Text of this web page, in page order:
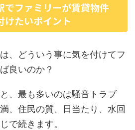
でファミリーが賃貸物件
けたいポイント
、どういう事に気を付けてフ
良いのか？
、最も多いのは騒音トラブ
、住民の質、日当たり、水回
で続きます。